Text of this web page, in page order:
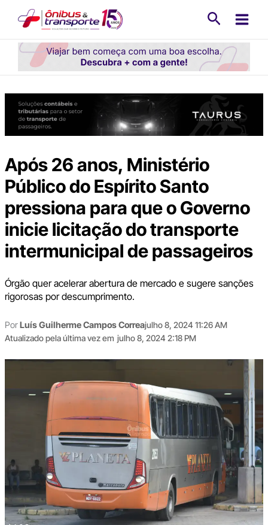
conteúdo
Após 26 anos, Ministério
Público do Espírito Santo
pressiona para que o Governo
inicie licitação do transporte
intermunicipal de passageiros
Órgão quer acelerar abertura de mercado e sugere sanções
rigorosas por descumprimento.
PorLuís Guilherme Campos Correajulho 8, 2024 11:26 AM
Atualizado pela última vez em julho 8, 2024 2:18 PM